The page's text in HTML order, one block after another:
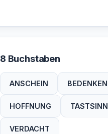
8 Buchstaben
ANSCHEIN BEDENKEN
HOFFNUNG TASTSINN
VERDACHT